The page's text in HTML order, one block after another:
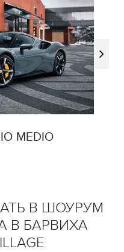
MEDIO
В ШОУРУМ
В БАРВИХА